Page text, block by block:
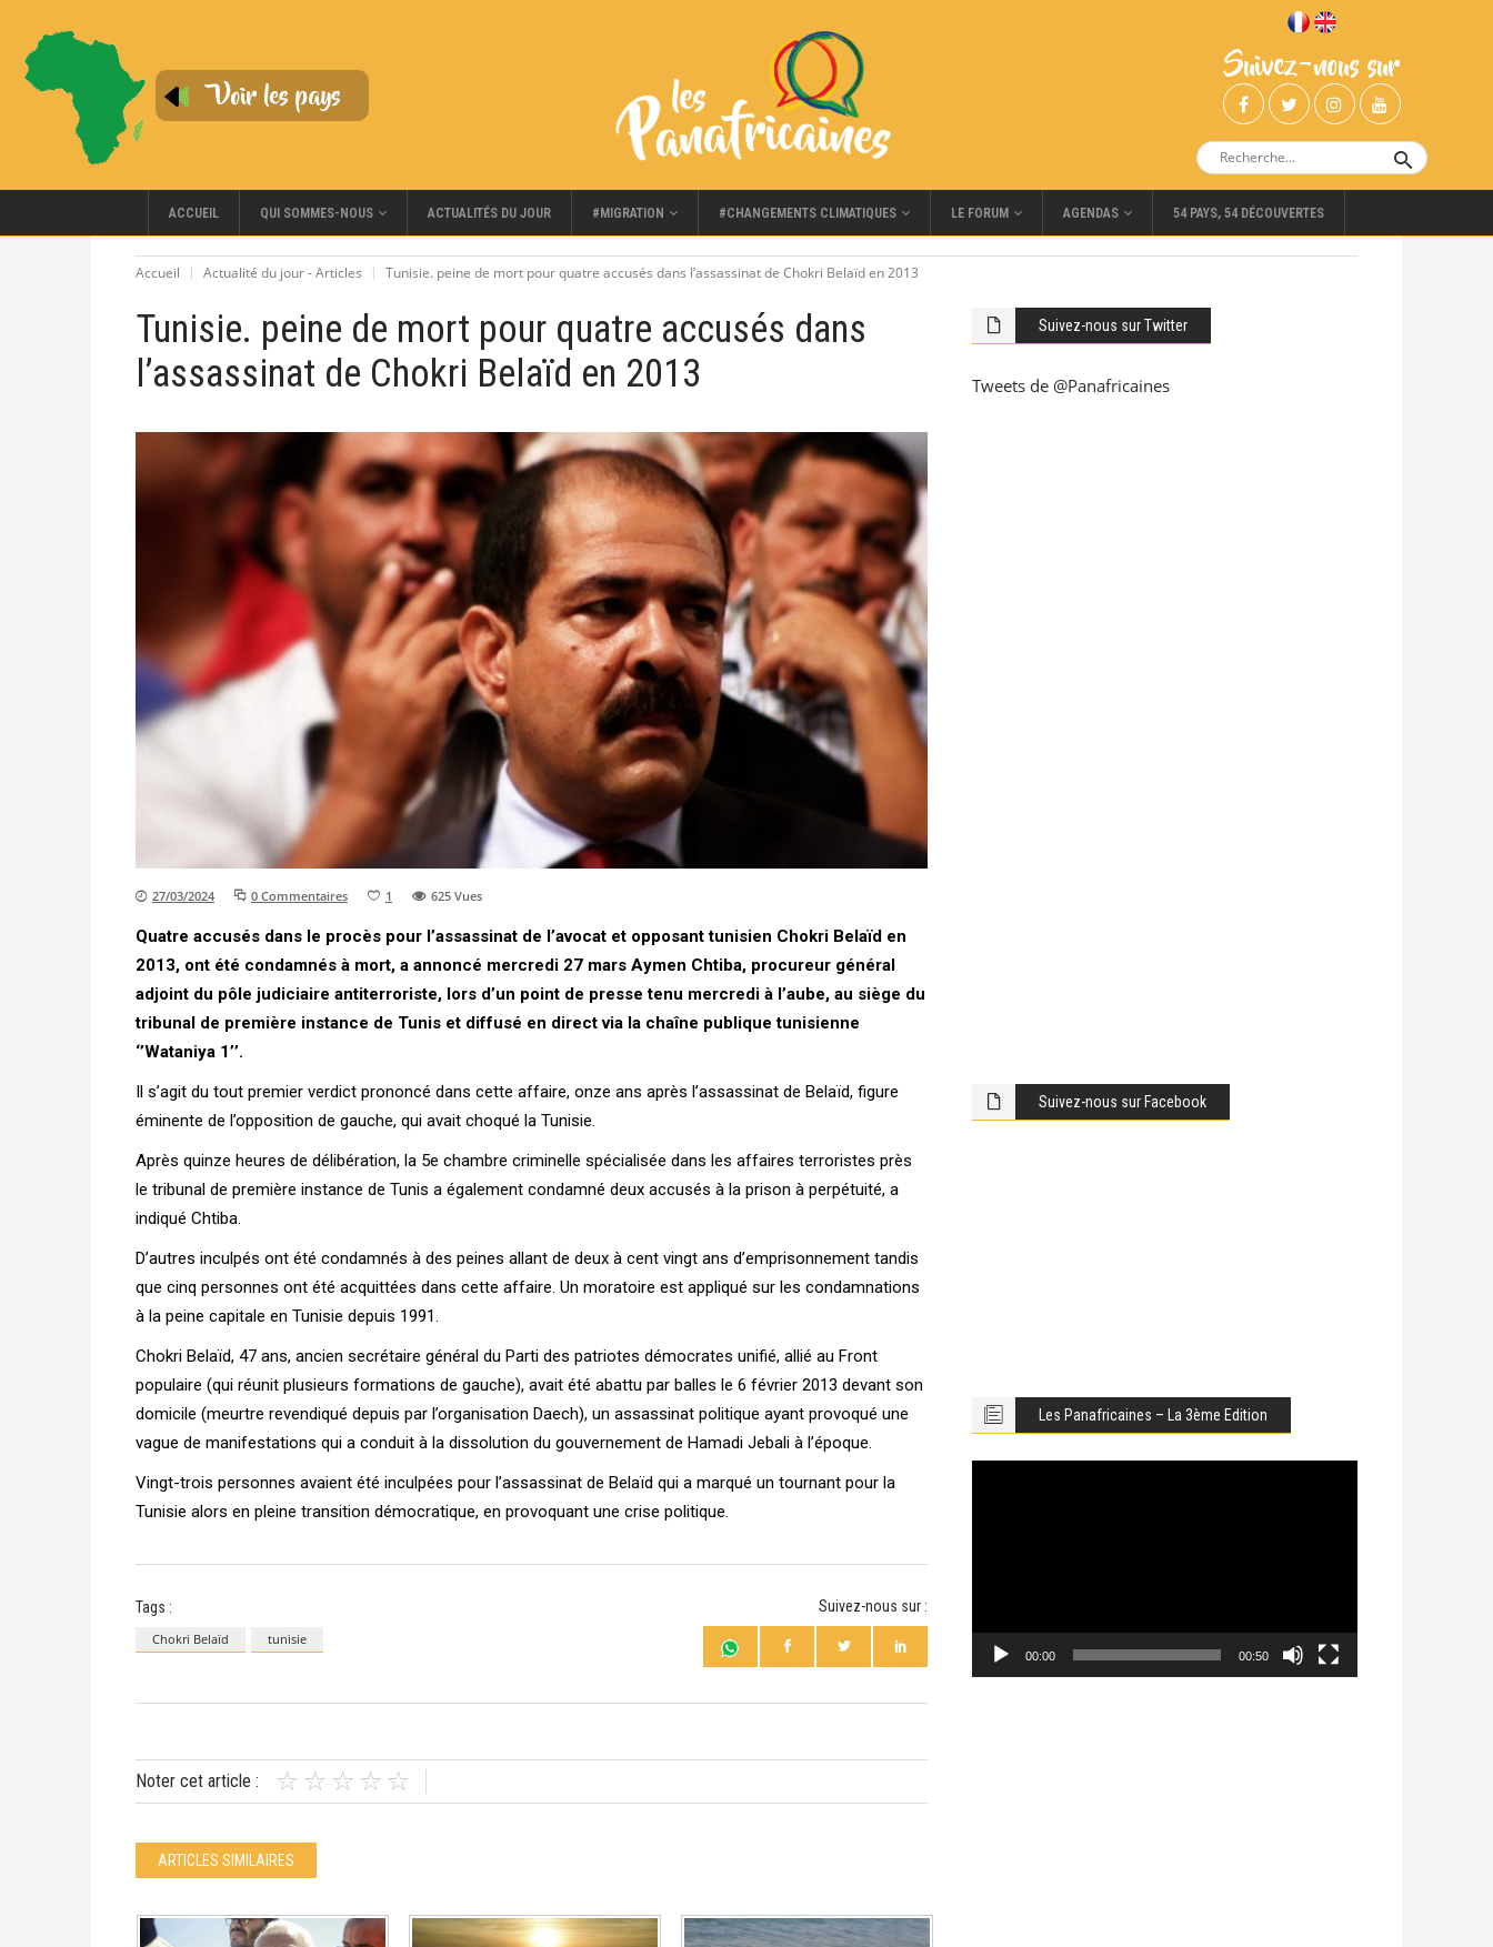
Suivez-nous sur
ACCUEIL QUI SOMMES-NOUS ACTUALITÉS DU JOUR #MIGRATION #CHANGEMENTS CLIMATIQUES LE FORUM AGENDAS 54 PAYS, 54 DÉCOUVERTES
Accueil Actualité du jour - Articles Tunisie. peine de mort pour quatre accusés dans l’assassinat de Chokri Belaïd en 2013
Tunisie. peine de mort pour quatre accusés dans
l’assassinat de Chokri Belaïd en 2013
27/03/2024 0 Commentaires 1 625 Vues
Quatre accusés dans le procès pour l’assassinat de l’avocat et opposant tunisien Chokri Belaïd en
2013, ont été condamnés à mort, a annoncé mercredi 27 mars Aymen Chtiba, procureur général
adjoint du pôle judiciaire antiterroriste, lors d’un point de presse tenu mercredi à l’aube, au siège du
tribunal de première instance de Tunis et diffusé en direct via la chaîne publique tunisienne
‘’Wataniya 1’’.
Il s’agit du tout premier verdict prononcé dans cette affaire, onze ans après l’assassinat de Belaïd, figure
éminente de l’opposition de gauche, qui avait choqué la Tunisie.
Après quinze heures de délibération, la 5e chambre criminelle spécialisée dans les affaires terroristes près
le tribunal de première instance de Tunis a également condamné deux accusés à la prison à perpétuité, a
indiqué Chtiba.
D’autres inculpés ont été condamnés à des peines allant de deux à cent vingt ans d’emprisonnement tandis
que cinq personnes ont été acquittées dans cette affaire. Un moratoire est appliqué sur les condamnations
à la peine capitale en Tunisie depuis 1991.
Chokri Belaïd, 47 ans, ancien secrétaire général du Parti des patriotes démocrates unifié, allié au Front
populaire (qui réunit plusieurs formations de gauche), avait été abattu par balles le 6 février 2013 devant son
domicile (meurtre revendiqué depuis par l’organisation Daech), un assassinat politique ayant provoqué une
vague de manifestations qui a conduit à la dissolution du gouvernement de Hamadi Jebali à l’époque.
Vingt-trois personnes avaient été inculpées pour l’assassinat de Belaïd qui a marqué un tournant pour la
Tunisie alors en pleine transition démocratique, en provoquant une crise politique.
Tags :
Chokri Belaïd tunisie
Suivez-nous sur :
Noter cet article :
ARTICLES SIMILAIRES
Suivez-nous sur Twitter
Tweets de @Panafricaines
Suivez-nous sur Facebook
Les Panafricaines – La 3ème Edition
00:00 00:50